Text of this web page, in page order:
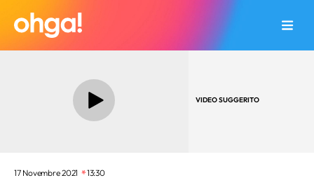
VIDEO SUGGERITO
17 Novembre 2021 13:30